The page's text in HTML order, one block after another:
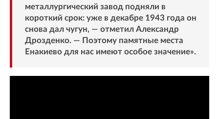
металлургический завод подняли в
короткий срок: уже в декабре 1943 года он
снова дал чугун, — отметил Александр
Дрозденко. — Поэтому памятные места
Енакиево для нас имеют особое значение».